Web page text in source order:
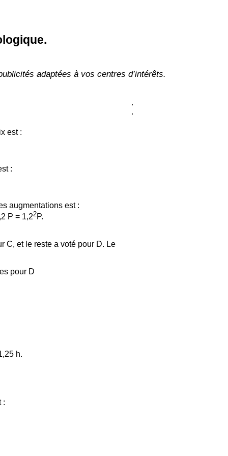
.
adaptées à vos centres d’intérêts.
.
.
est :
:
augmentations est :
P = 1,22P.
C, et le reste a voté pour D. Le
pour D
h.
: